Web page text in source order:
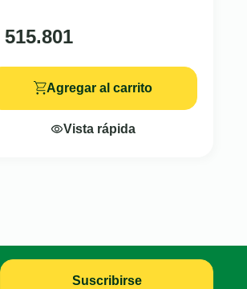
515.801
Agregar al carrito
Vista rápida
Suscribirse